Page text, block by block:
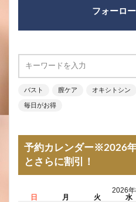
フォーロ
バスト 膣ケア オキシトシン
毎日がお得
予約カレンダー※2026
とさらに割引！
2026年
日
月 火 水